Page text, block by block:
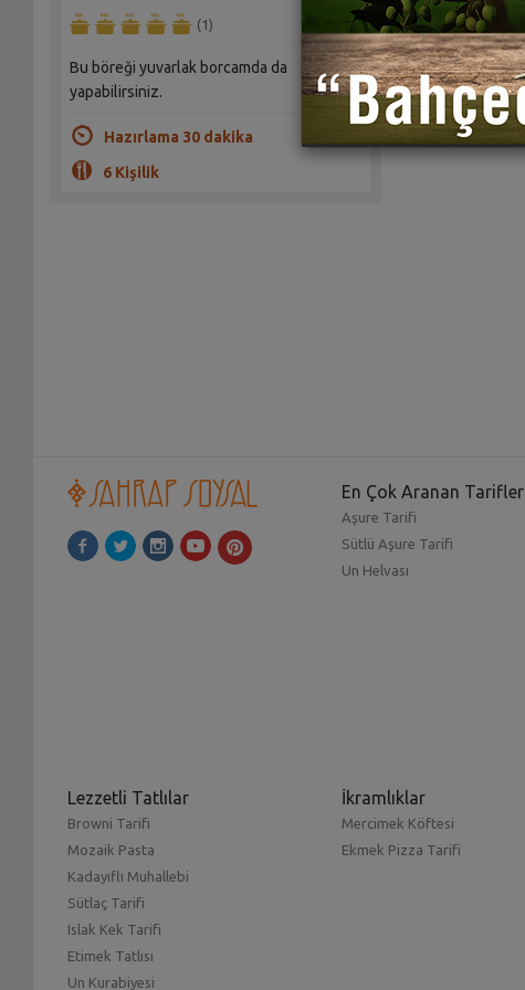
(1)
Bu böreği yuvarlak borcamda da
yapabilirsiniz.
Hazırlama 30 dakika
6 Kişilik
En Çok Aranan Tarifler
Aşure Tarifi
Sütlü Aşure Tarifi
Un Helvası
Lezzetli Tatlılar
Browni Tarifi
Mozaik Pasta
Kadayıflı Muhallebi
Sütlaç Tarifi
Islak Kek Tarifi
Etimek Tatlısı
Un Kurabiyesi
İkramlıklar
Mercimek Köftesi
Ekmek Pizza Tarifi